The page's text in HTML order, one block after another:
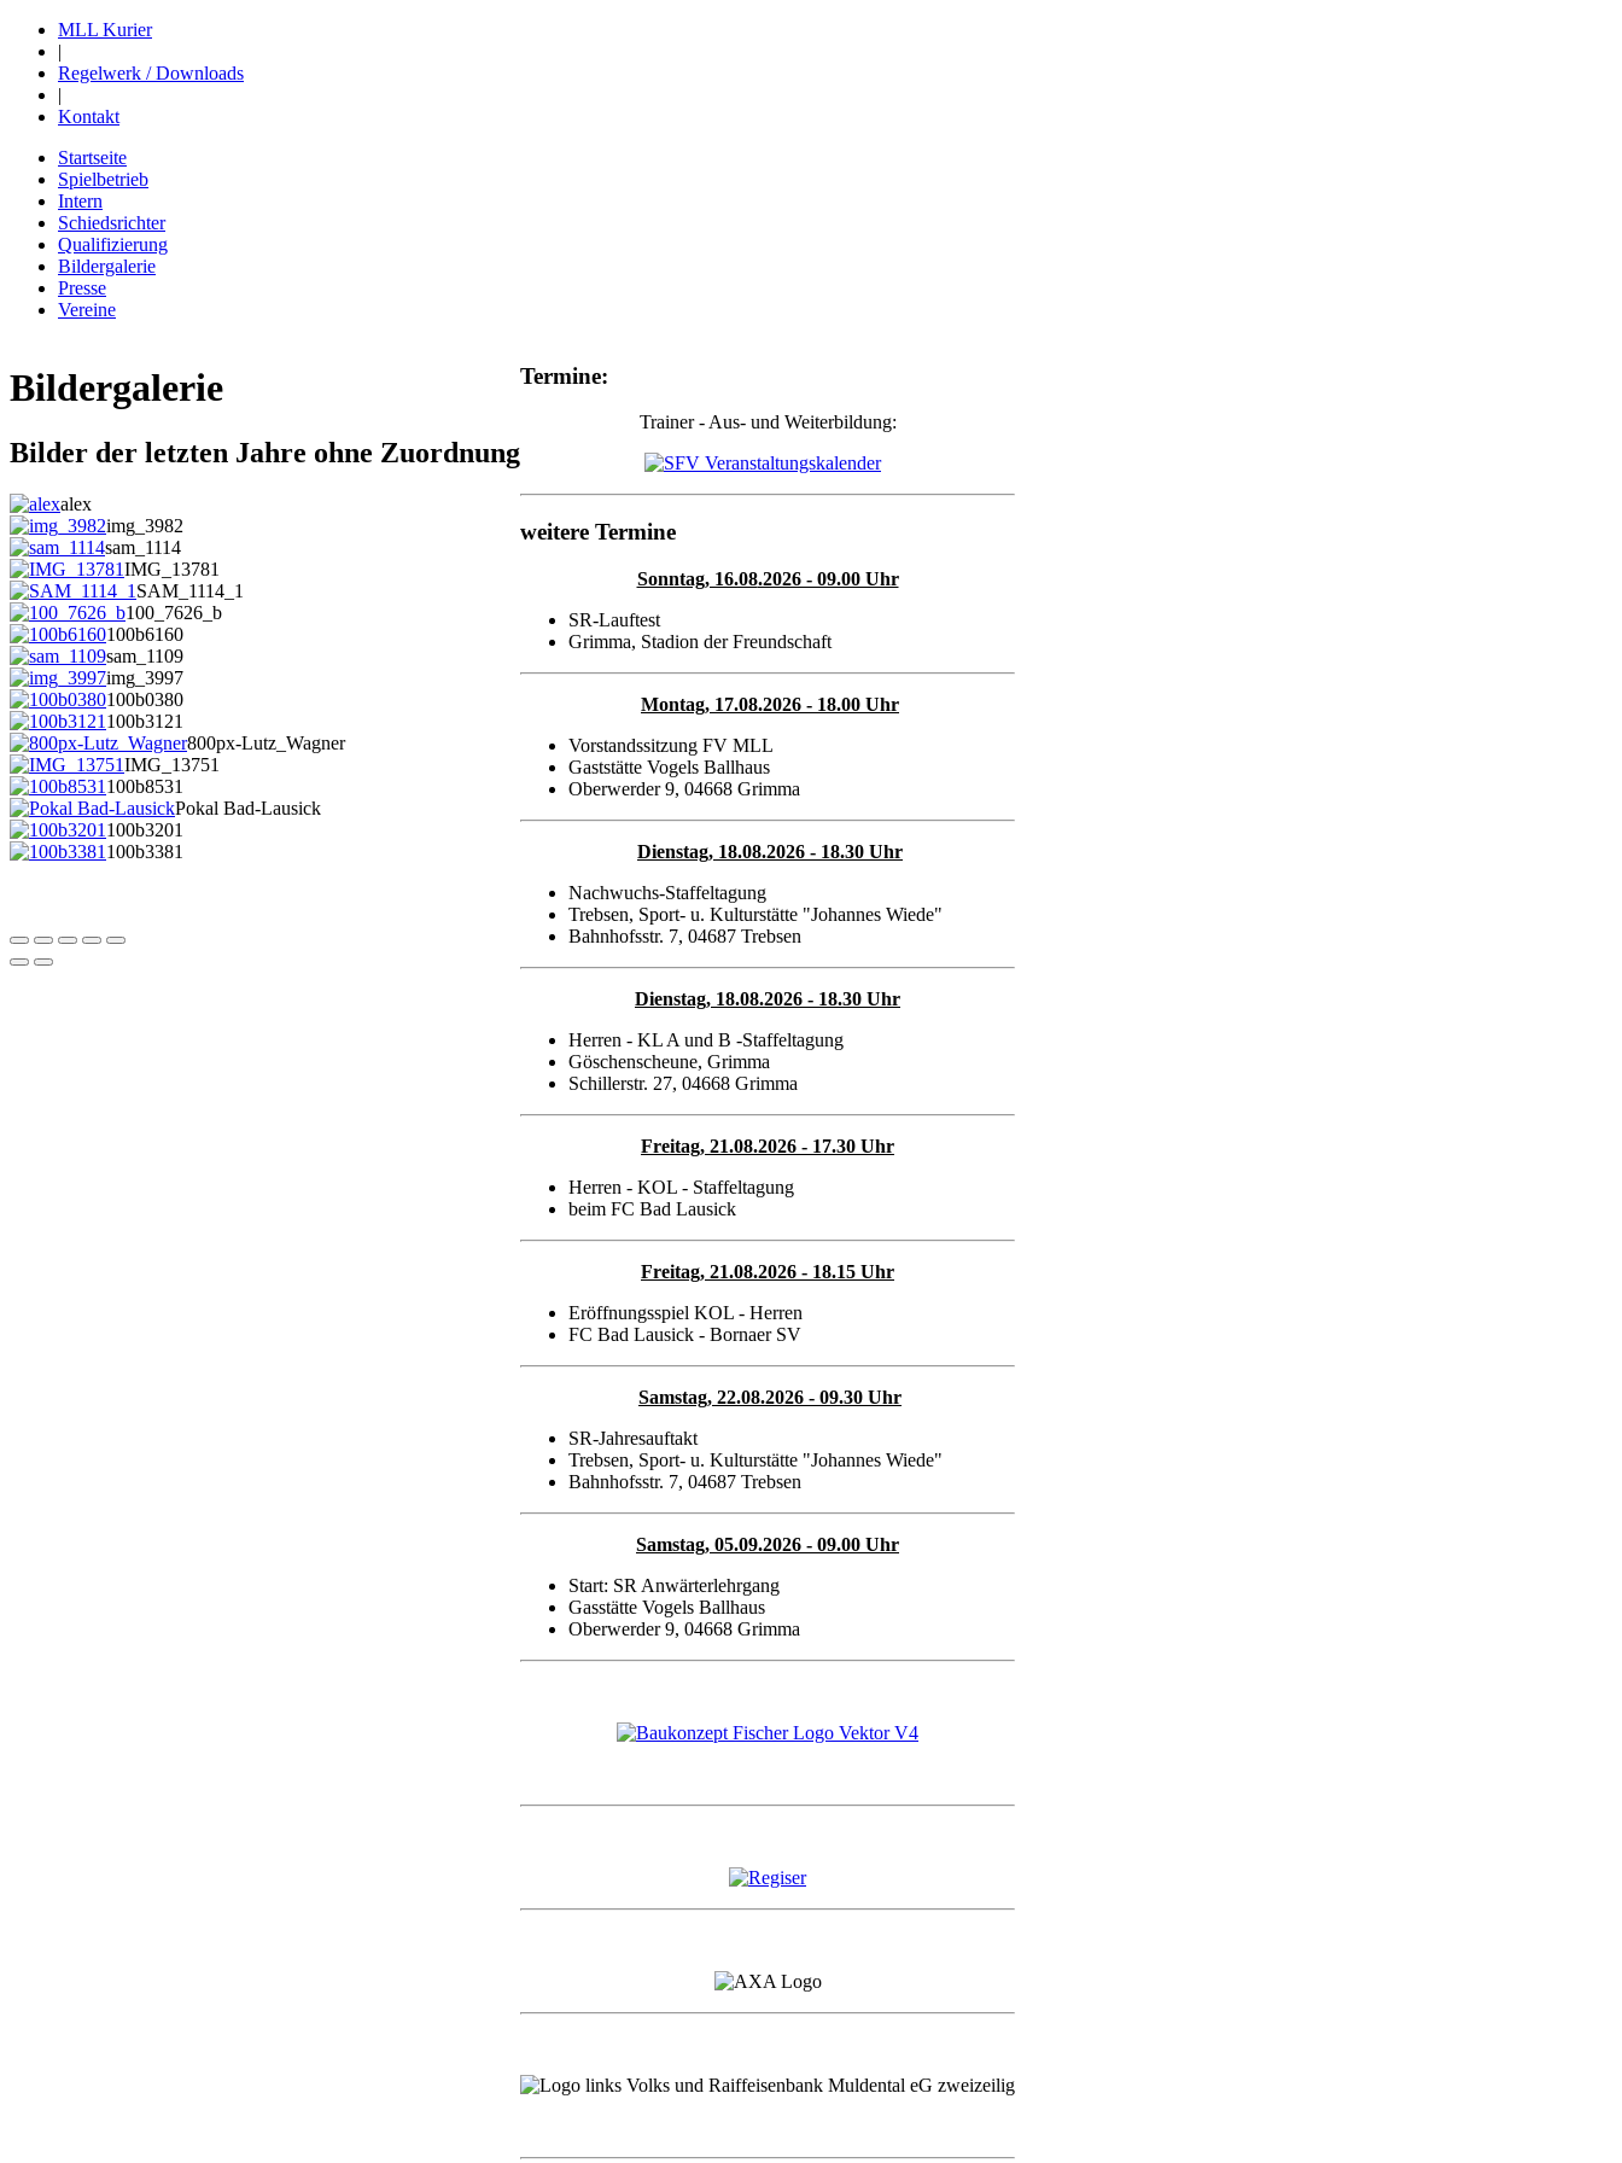
MLL Kurier
|
Regelwerk / Downloads
|
Kontakt
Startseite
Spielbetrieb
Intern
Schiedsrichter
Qualifizierung
Bildergalerie
Presse
Vereine
Bildergalerie
Bilder der letzten Jahre ohne Zuordnung
alex
img_3982
sam_1114
IMG_13781
SAM_1114_1
100_7626_b
100b6160
sam_1109
img_3997
100b0380
100b3121
800px-Lutz_Wagner
IMG_13751
100b8531
Pokal Bad-Lausick
100b3201
100b3381
Termine:
Trainer - Aus- und Weiterbildung:
weitere Termine
Sonntag, 16.08.2026 - 09.00 Uhr
SR-Lauftest
Grimma, Stadion der Freundschaft
Montag, 17.08.2026 - 18.00 Uhr
Vorstandssitzung FV MLL
Gaststätte Vogels Ballhaus
Oberwerder 9, 04668 Grimma
Dienstag, 18.08.2026 - 18.30 Uhr
Nachwuchs-Staffeltagung
Trebsen, Sport- u. Kulturstätte "Johannes Wiede"
Bahnhofsstr. 7, 04687 Trebsen
Dienstag, 18.08.2026 - 18.30 Uhr
Herren - KL A und B -Staffeltagung
Göschenscheune, Grimma
Schillerstr. 27, 04668 Grimma
Freitag, 21.08.2026 - 17.30 Uhr
Herren - KOL - Staffeltagung
beim FC Bad Lausick
Freitag, 21.08.2026 - 18.15 Uhr
Eröffnungsspiel KOL - Herren
FC Bad Lausick - Bornaer SV
Samstag, 22.08.2026 - 09.30 Uhr
SR-Jahresauftakt
Trebsen, Sport- u. Kulturstätte "Johannes Wiede"
Bahnhofsstr. 7, 04687 Trebsen
Samstag, 05.09.2026 - 09.00 Uhr
Start: SR Anwärterlehrgang
Gasstätte Vogels Ballhaus
Oberwerder 9, 04668 Grimma